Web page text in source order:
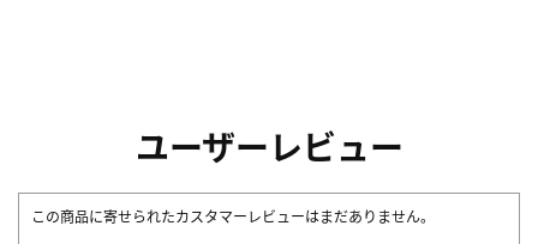
ユーザーレビュー
この商品に寄せられたカスタマーレビューはまだありません。